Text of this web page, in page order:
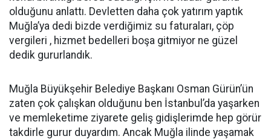
olduğunu anlattı. Devletten daha çok yatırım yaptık
Muğla’ya dedi bizde verdiğimiz su faturaları, çöp
vergileri , hizmet bedelleri boşa gitmiyor ne güzel
dedik gururlandık.
Muğla Büyükşehir Belediye Başkanı Osman Gürün’ün
zaten çok çalışkan olduğunu ben İstanbul’da yaşarken
ve memleketime ziyarete geliş gidişlerimde hep görür
takdirle gurur duyardım. Ancak Muğla ilinde yaşamak